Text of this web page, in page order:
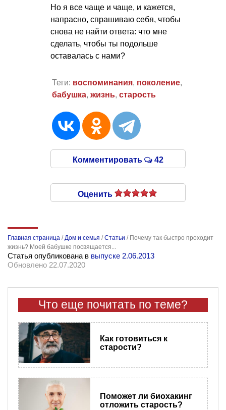
Но я все чаще и чаще, и кажется,
напрасно, спрашиваю себя, чтобы
снова не найти ответа: что мне
сделать, чтобы ты подольше
оставалась с нами?
Теги: воспоминания, поколение,
бабушка, жизнь, старость
Комментировать 42
Оценить
Главная страница /Дом и семья /Статьи / Почему так быстро проходит
жизнь? Моей бабушке посвящается...
Статья опубликована в выпуске 2.06.2013
Обновлено 22.07.2020
Что еще почитать по теме?
Как готовиться к
старости?
Поможет ли биохакинг
отложить старость?